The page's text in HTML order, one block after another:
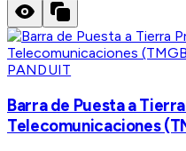
PANDUIT
Barra de Puesta a
Telecomunicaciones